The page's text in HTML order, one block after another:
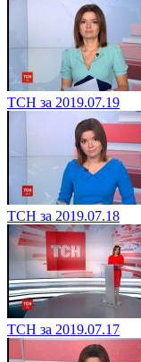
ТСН за 2019.07.19
ТСН за 2019.07.18
ТСН за 2019.07.17